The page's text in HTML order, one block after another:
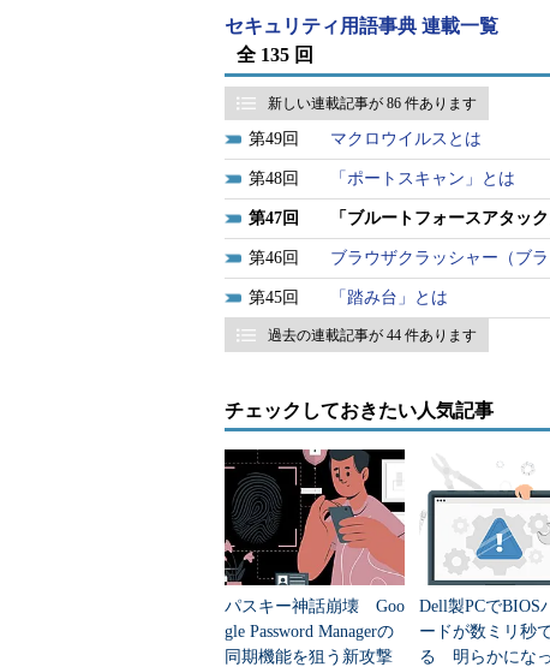
など、パスワード自体の強度向上が挙
そもそも、本手法は試行のアクセス
きやすいといえるだろう。異常なほ
認した上で当該IPアドレスからのア
る。
なお、似た単語に「リバースブル
ードを固定して、利用者IDなどを総
■更新履歴
著）。
セキュリティ用語事典 連載一覧
全 135 回
新しい連載記事が 86 件あります
49 マクロウイルスとは
48 「ポートスキャン」とは
47 「ブルートフォースアタッ
46 ブラウザクラッシャー（ブ
45 「踏み台」とは
過去の連載記事が 44 件あります
チェックしておきたい人気記事
パスキー神話崩壊 Goo
gle Password Managerの
同期機能を狙う新攻撃
Dell製PCでBIOS
ードが数ミリ秒
る 明らかにな